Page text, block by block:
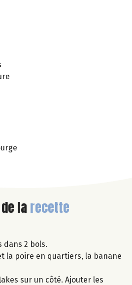
de la recette
dans 2 bols.
la poire en quartiers, la banane
sur un côté. Ajouter les